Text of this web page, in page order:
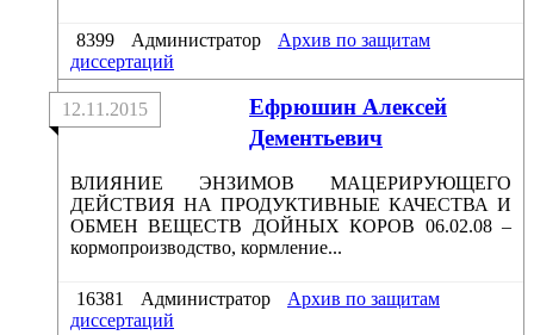
8399 Администратор
Архив по защитам
диссертаций
Ефрюшин Алексей
Дементьевич
12.11.2015
ВЛИЯНИЕ ЭНЗИМОВ МАЦЕРИРУЮЩЕГО
ДЕЙСТВИЯ НА ПРОДУКТИВНЫЕ КАЧЕСТВА И
ОБМЕН ВЕЩЕСТВ ДОЙНЫХ КОРОВ 06.02.08 –
кормопроизводство, кормление...
16381 Администратор
Архив по защитам
диссертаций